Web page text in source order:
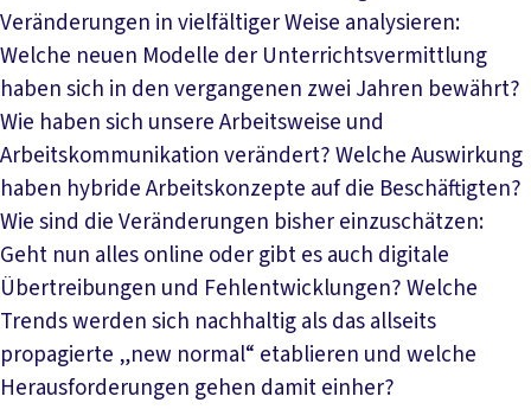
Veränderungen in vielfältiger Weise analysieren:
Welche neuen Modelle der Unterrichtsvermittlung
haben sich in den vergangenen zwei Jahren bewährt?
Wie haben sich unsere Arbeitsweise und
Arbeitskommunikation verändert? Welche Auswirkung
haben hybride Arbeitskonzepte auf die Beschäftigten?
Wie sind die Veränderungen bisher einzuschätzen:
Geht nun alles online oder gibt es auch digitale
Übertreibungen und Fehlentwicklungen? Welche
Trends werden sich nachhaltig als das allseits
propagierte „new normal“ etablieren und welche
Herausforderungen gehen damit einher?